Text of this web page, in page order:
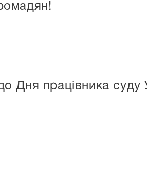
Дня працівника суду